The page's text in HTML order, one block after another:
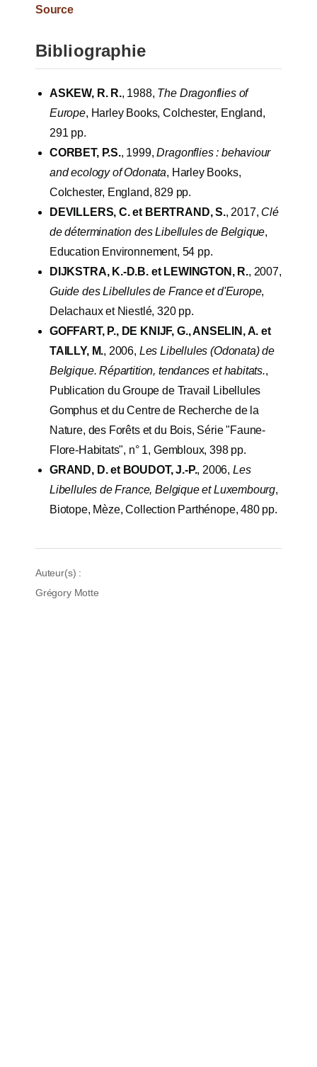
Source
Bibliographie
ASKEW, R. R., 1988, The Dragonflies of
Europe, Harley Books, Colchester, England,
291 pp.
CORBET, P.S., 1999,Dragonflies : behaviour
and ecology of Odonata, Harley Books,
Colchester, England, 829 pp.
DEVILLERS, C. et BERTRAND, S., 2017, Clé
de détermination des Libellules de Belgique,
Education Environnement, 54 pp.
DIJKSTRA, K.-D.B. et LEWINGTON, R., 2007,
Guide des Libellules de France et d'Europe,
Delachaux et Niestlé, 320 pp.
GOFFART, P., DE KNIJF, G., ANSELIN, A. et
TAILLY, M., 2006, Les Libellules (Odonata) de
Belgique. Répartition, tendances et habitats.,
Publication du Groupe de Travail Libellules
Gomphus et du Centre de Recherche de la
Nature, des Forêts et du Bois, Série "Faune-
Flore-Habitats", n° 1, Gembloux, 398 pp.
GRAND, D. et BOUDOT, J.-P., 2006, Les
Libellules de France, Belgique et Luxembourg,
Biotope, Mèze, Collection Parthénope, 480 pp.
Auteur(s) :
Grégory Motte